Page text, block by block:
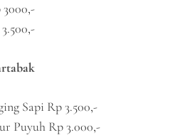
Sapi Rp 3.500,-
Puyuh Rp 3.000,-